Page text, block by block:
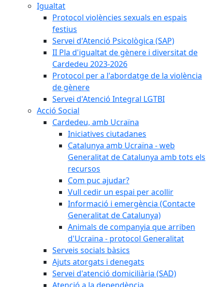
Igualtat
Protocol violències sexuals en espais
festius
Servei d'Atenció Psicològica (SAP)
II Pla d'igualtat de gènere i diversitat de
Cardedeu 2023-2026
Protocol per a l'abordatge de la violència
de gènere
Servei d'Atenció Integral LGTBI
Acció Social
Cardedeu, amb Ucraïna
Iniciatives ciutadanes
Catalunya amb Ucraïna - web
Generalitat de Catalunya amb tots els
recursos
Com puc ajudar?
Vull cedir un espai per acollir
Informació i emergència (Contacte
Generalitat de Catalunya)
Animals de companyia que arriben
d'Ucraïna - protocol Generalitat
Serveis socials bàsics
Ajuts atorgats i denegats
Servei d'atenció domiciliària (SAD)